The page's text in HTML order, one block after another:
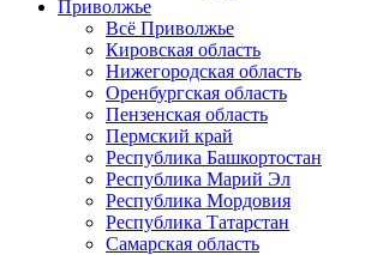
Приволжье
Всё Приволжье
Кировская область
Нижегородская область
Оренбургская область
Пензенская область
Пермский край
Республика Башкортостан
Республика Марий Эл
Республика Мордовия
Республика Татарстан
Самарская область